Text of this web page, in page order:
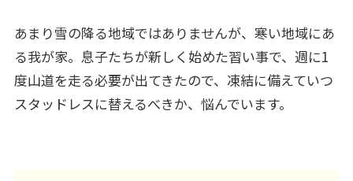
あまり雪の降る地域ではありませんが、寒い地域にあ
る我が家。息子たちが新しく始めた習い事で、週に1
度山道を走る必要が出てきたので、凍結に備えていつ
スタッドレスに替えるべきか、悩んでいます。